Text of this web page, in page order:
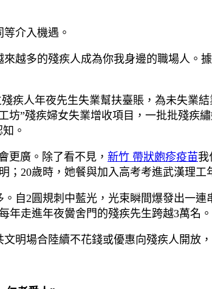
介入機遇。
越多的殘疾人成為你我身邊的職場人。
疾人年夜先生失業幫扶臺賬，為未失業
坊”殘疾婦女失業增收項目，一批批殘
。
更廣。除了看不見， 新竹 帶狀皰疹疫苗我
；20歲時，她餐與加入高考考進武漢理工
自2圓規刺中藍光，光束瞬間爆發出一
年走進年夜黌舍門的殘疾先生跨越3萬名。
明場合陸續不花錢或優惠向殘疾人開放